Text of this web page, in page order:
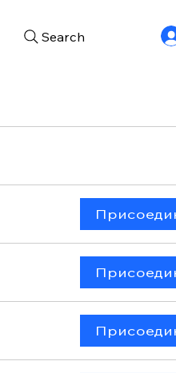
Search